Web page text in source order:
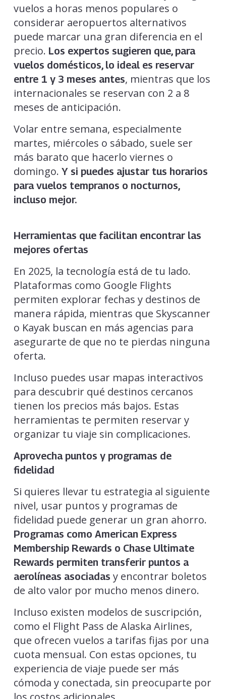
vuelos a horas menos populares o
considerar aeropuertos alternativos
puede marcar una gran diferencia en el
precio. Los expertos sugieren que, para
vuelos domésticos, lo ideal es reservar
entre 1 y 3 meses antes, mientras que los
internacionales se reservan con 2 a 8
meses de anticipación.
Volar entre semana, especialmente
martes, miércoles o sábado, suele ser
más barato que hacerlo viernes o
domingo. Y si puedes ajustar tus horarios
para vuelos tempranos o nocturnos,
incluso mejor.
Herramientas que facilitan encontrar las
mejores ofertas
En 2025, la tecnología está de tu lado.
Plataformas como Google Flights
permiten explorar fechas y destinos de
manera rápida, mientras que Skyscanner
o Kayak buscan en más agencias para
asegurarte de que no te pierdas ninguna
oferta.
Incluso puedes usar mapas interactivos
para descubrir qué destinos cercanos
tienen los precios más bajos. Estas
herramientas te permiten reservar y
organizar tu viaje sin complicaciones.
Aprovecha puntos y programas de
fidelidad
Si quieres llevar tu estrategia al siguiente
nivel, usar puntos y programas de
fidelidad puede generar un gran ahorro.
Programas como American Express
Membership Rewards o Chase Ultimate
Rewards permiten transferir puntos a
aerolíneas asociadas y encontrar boletos
de alto valor por mucho menos dinero.
Incluso existen modelos de suscripción,
como el Flight Pass de Alaska Airlines,
que ofrecen vuelos a tarifas fijas por una
cuota mensual. Con estas opciones, tu
experiencia de viaje puede ser más
cómoda y conectada, sin preocuparte por